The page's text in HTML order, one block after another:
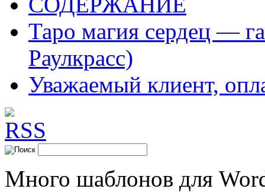
Таро магия сердец —
Раулкрасс)
Уважаемый клиент,
Много шаблонов для